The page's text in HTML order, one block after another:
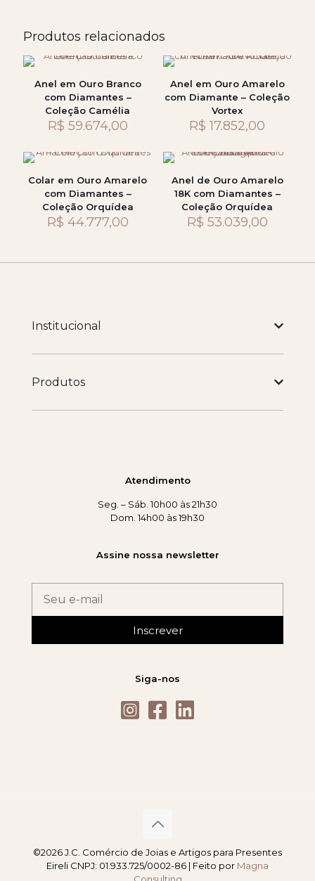
Produtos relacionados
Anel em Ouro Branco
com Diamantes –
Coleção Camélia
R$ 59.674,00
Anel em Ouro Amarelo
com Diamante – Coleção
Vortex
R$ 17.852,00
Colar em Ouro Amarelo
com Diamantes –
Coleção Orquídea
R$ 44.777,00
Anel de Ouro Amarelo
18K com Diamantes –
Coleção Orquídea
R$ 53.039,00
Institucional
Produtos
Atendimento
Seg. – Sáb. 10h00 às 21h30
Dom. 14h00 às 19h30
Assine nossa newsletter
Inscrever
Siga-nos
©2026 J.C. Comércio de Joias e Artigos para Presentes
Eireli CNPJ: 01.933.725/0002-86 | Feito por Magna